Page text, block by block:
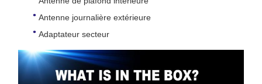
Antenne journalière extérieure
Adaptateur secteur